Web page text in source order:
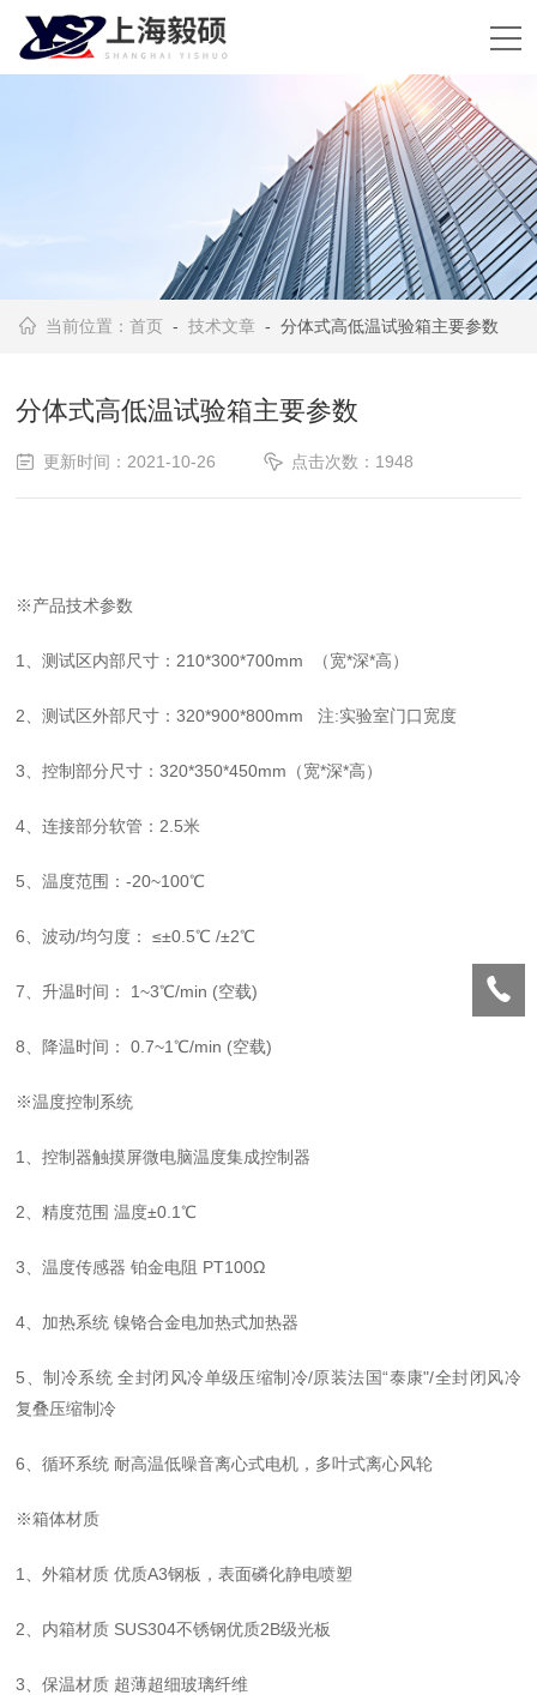
当前位置：首页 -技术文章 - 分体式高低温试验箱主要参数
分体式高低温试验箱主要参数
更新时间：2021-10-26 点击次数：1948
※产品技术参数
1 、测试区内部尺寸： 210*300*700mm （宽*深*高）
2 、测试区外部尺寸：320*900*800mm 注:实验室门口宽度
3 、控制部分尺寸：320*350*450mm（宽*深*高）
4 、连接部分软管： 2.5米
5 、温度范围：-20~100℃
6 、波动/均匀度： ≤±0.5℃ /±2℃
7 升温时间： 1~3℃/min (空载)
8 降温时间： 0.7~1℃/min (空载)
※温度控制系统
1 、控制器触摸屏微电脑温度集成控制器
2 、精度范围 温度±0.1℃
3、温度传感器 铂金电阻 PT100Ω
4 加热系统 镍铬合金电加热式加热器
5 、制冷系统 全封闭风冷单级压缩制冷/原装法国“泰康"/全封闭风冷
复叠压缩制冷
6、循环系统 耐高温低噪音离心式电机，多叶式离心风轮
※箱体材质
1 、外箱材质 优质A3钢板，表面磷化静电喷塑
2 内箱材质 SUS304不锈钢优质2B级光板
3 、保温材质 超薄超细玻璃纤维